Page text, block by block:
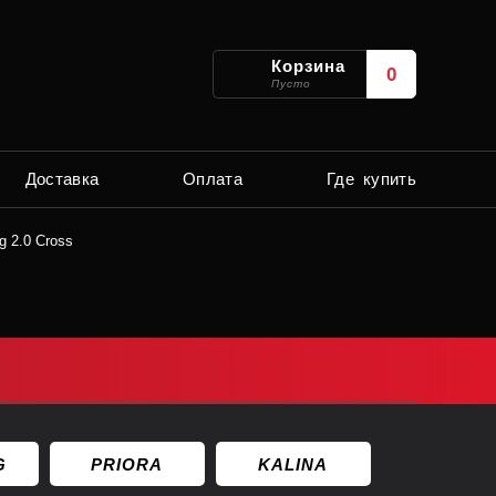
Корзина
Пусто 0
Доставка Оплата Где купить
2.0 Cross
PRIORA KALINA